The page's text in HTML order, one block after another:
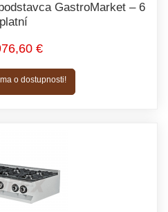
GastroMarket – 6
platní
€
o dostupnosti!